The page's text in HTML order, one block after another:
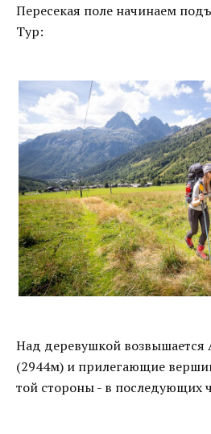
Пересекая поле начинаем
Тур:
Над деревушкой возвышается
(2944м) и прилегающие
той стороны - в последующих